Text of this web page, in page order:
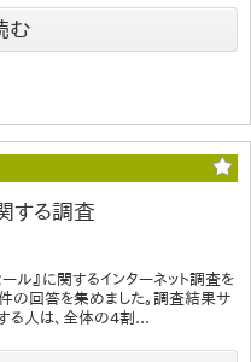
む
する調査
ル』に関するインターネット調査を
回答を集めました。調査結果サ
る人は、全体の4割...